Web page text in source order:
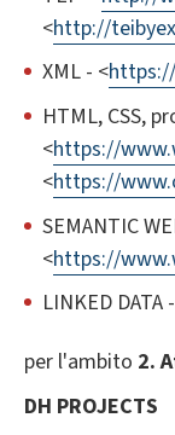
<http://
XML - <
HTML, CSS,
<https://
<https://
SEMANTIC
<https://
LINKED DATA
per l'ambito 2.
DH PROJECTS